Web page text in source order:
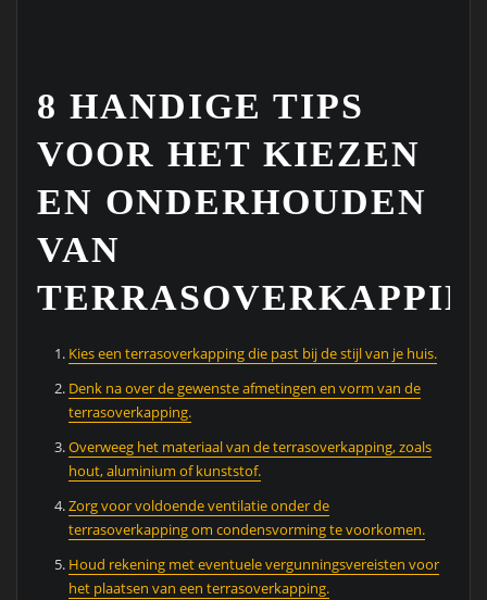
8 HANDIGE TIPS
VOOR HET KIEZEN
EN ONDERHOUDEN
VAN
Kies een terrasoverkapping die past bij de stijl van je huis.
Denk na over de gewenste afmetingen en vorm van de
terrasoverkapping.
Overweeg het materiaal van de terrasoverkapping, zoals
hout, aluminium of kunststof.
Zorg voor voldoende ventilatie onder de
terrasoverkapping om condensvorming te voorkomen.
Houd rekening met eventuele vergunningsvereisten voor
het plaatsen van een terrasoverkapping.